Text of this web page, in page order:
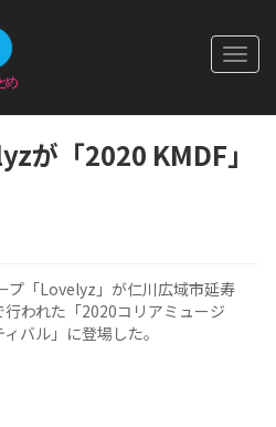
が「2020 KMDF」
プ「Lovelyz」が仁川広域市延寿
われた「2020コリアミュージ
バル」に登場した。